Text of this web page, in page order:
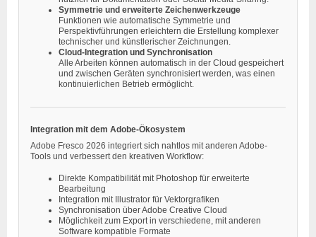
Symmetrie und erweiterte Zeichenwerkzeuge
Funktionen wie automatische Symmetrie und
Perspektivführungen erleichtern die Erstellung komplexer
technischer und künstlerischer Zeichnungen.
Cloud-Integration und Synchronisation
Alle Arbeiten können automatisch in der Cloud gespeichert
und zwischen Geräten synchronisiert werden, was einen
kontinuierlichen Betrieb ermöglicht.
Integration mit dem Adobe-Ökosystem
Adobe Fresco 2026 integriert sich nahtlos mit anderen Adobe-
Tools und verbessert den kreativen Workflow:
Direkte Kompatibilität mit Photoshop für erweiterte
Bearbeitung
Integration mit Illustrator für Vektorgrafiken
Synchronisation über Adobe Creative Cloud
Möglichkeit zum Export in verschiedene, mit anderen
Software kompatible Formate